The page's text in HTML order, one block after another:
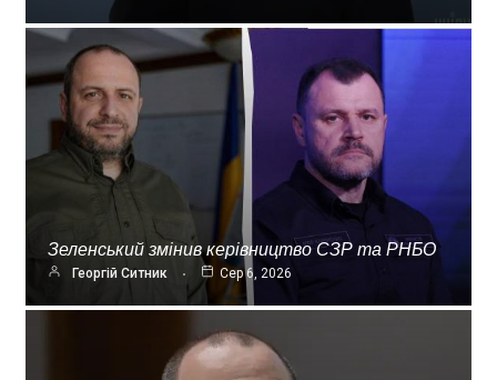
Зеленський змінив керівництво СЗР та РНБО
Георгій Ситник Сер 6, 2026